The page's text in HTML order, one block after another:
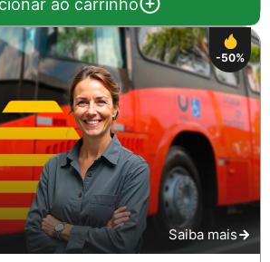
ao carrinho
-50%
Saiba mais